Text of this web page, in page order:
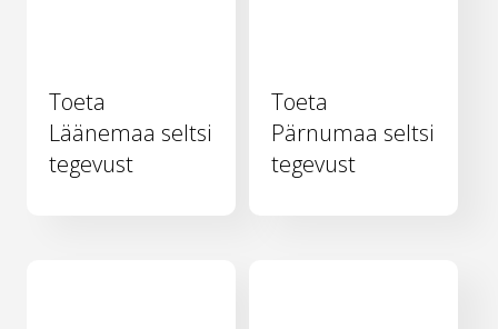
Toeta
Läänemaa seltsi
tegevust
Toeta
Pärnumaa seltsi
tegevust